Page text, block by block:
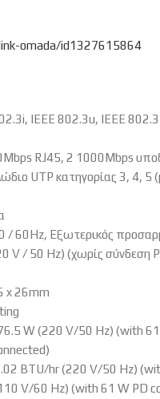
omada/id1327615864
IEEE 802.3u, IEEE
RJ45, 2 1000Mbps
UTP κατηγορίας 3, 4,
/ 60Hz, Εξωτερικός
V / 50 Hz) (χωρίς σύνδεση
x 26mm
W (220 V/50 Hz) (with
BTU/hr (220 V/50 Hz)
V/60 Hz) (with 61 W PD